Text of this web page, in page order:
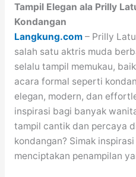
Tampil Elegan ala Prilly
Kondangan
Langkung.com– Prilly
salah satu aktris muda
selalu tampil memukau,
acara formal seperti
elegan, modern, dan
inspirasi bagi banyak
tampil cantik dan percaya
kondangan? Simak
menciptakan penampilan